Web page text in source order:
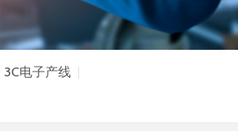
3C电子产线